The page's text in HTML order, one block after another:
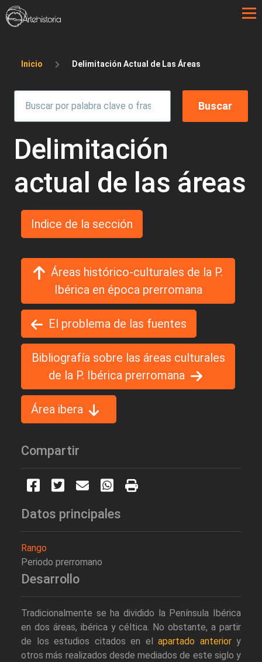
Pasar al contenido principal
Sobrescribir enlaces de ayuda a la
Inicio Delimitación Actual de Las Áreas
Delimitación
actual de las áreas
Indice de la sección
Áreas histórico-culturales de la P.
Ibérica en época prerromana
El problema de las fuentes
Bibliografía sobre las áreas culturales
de la P. Ibérica prerromana
Área ibera
Compartir
Datos principales
Rango
Periodo prerromano
Desarrollo
Tradicionalmente se ha dividido la Península Ibérica
en dos áreas, ibérica y céltica. No obstante, a partir
de los estudios citados en el apartado anteriory
otros más realizados desde mediados de este siglo y